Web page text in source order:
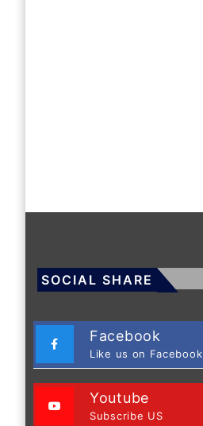
SOCIAL SHARE
Facebook
Like us on Facebook
Youtube
Subscribe US